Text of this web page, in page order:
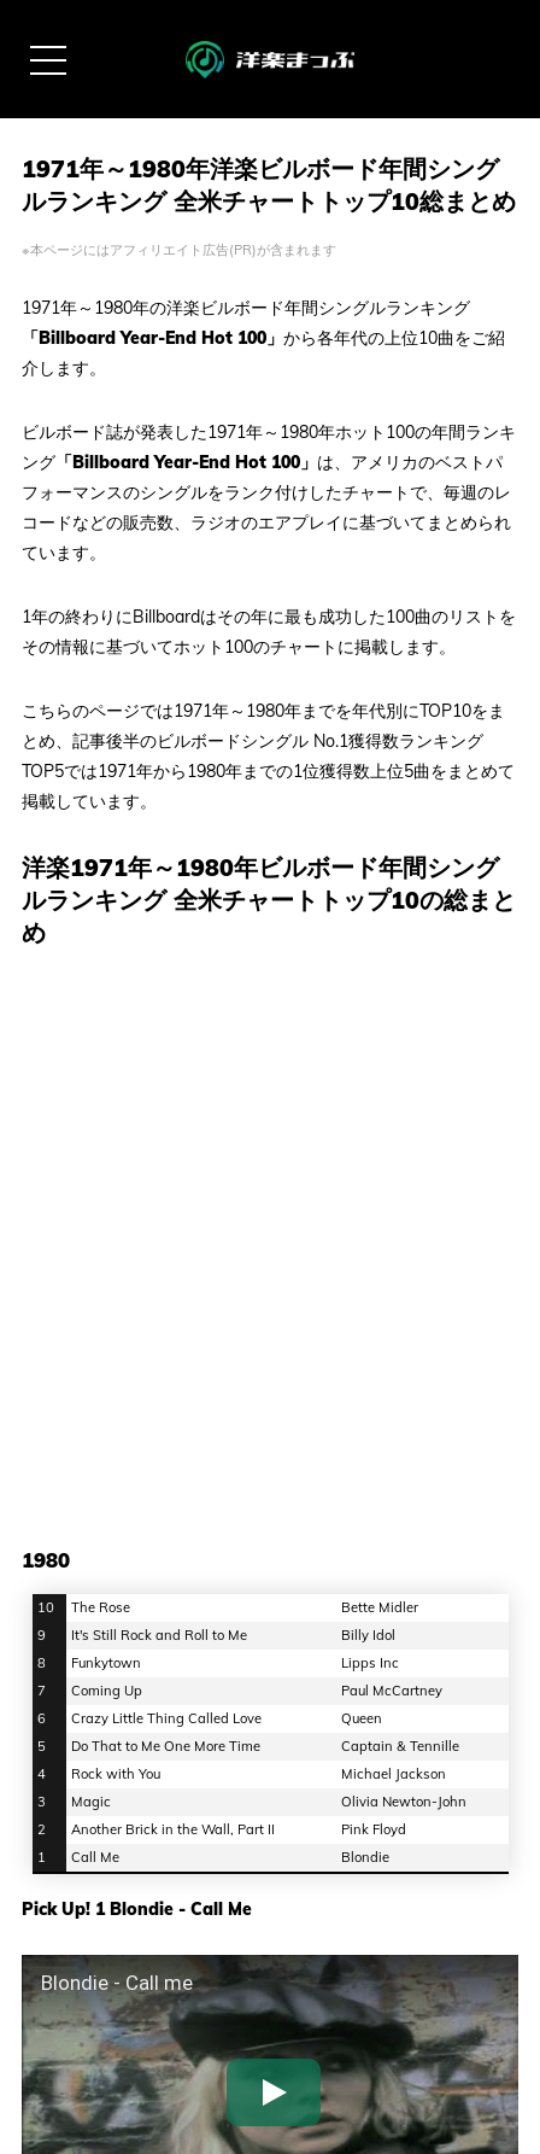
1971年～1980年洋楽ビルボード年間シング
ルランキング 全米チャートトップ10総まとめ
※本ページにはアフィリエイト広告(PR)が含まれます
1971年～1980年の洋楽ビルボード年間シングルランキング
「Billboard Year-End Hot 100」 から各年代の上位10曲をご紹
介します。
ビルボード誌が発表した1971年～1980年ホット100の年間ランキ
ング「Billboard Year-End Hot 100」 は、アメリカのベストパ
フォーマンスのシングルをランク付けしたチャートで、毎週のレ
コードなどの販売数、ラジオのエアプレイに基づいてまとめられ
ています。
1年の終わりにBillboardはその年に最も成功した100曲のリストを
その情報に基づいてホット100のチャートに掲載します。
こちらのページでは1971年～1980年までを年代別にTOP10をま
とめ、記事後半のビルボードシングル No.1獲得数ランキング
TOP5では1971年から1980年までの1位獲得数上位5曲をまとめて
掲載しています。
洋楽1971年～1980年ビルボード年間シング
ルランキング 全米チャートトップ10の総まと
め
1980
10 The Rose
Bette Midler
9
It's Still Rock and Roll to Me
Billy Idol
8
Funkytown
Lipps Inc
7
Coming Up
Paul McCartney
6
Crazy Little Thing Called Love
Queen
5
Do That to Me One More Time
Captain & Tennille
4
Rock with You
Michael Jackson
3
Magic
Olivia Newton-John
2
Another Brick in the Wall, Part II
Pink Floyd
1
Call Me Blondie
Pick Up! 1 Blondie - Call Me
Blondie - Call me